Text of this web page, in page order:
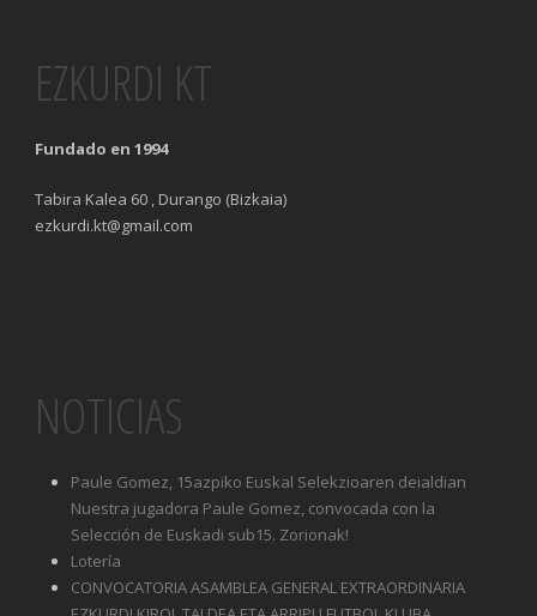
EZKURDI KT
Fundado en 1994
Tabira Kalea 60 , Durango (Bizkaia)
ezkurdi.kt@gmail.com
NOTICIAS
Paule Gomez, 15azpiko Euskal Selekzioaren deialdian
Nuestra jugadora Paule Gomez, convocada con la
Selección de Euskadi sub15. Zorionak!
Lotería
CONVOCATORIA ASAMBLEA GENERAL EXTRAORDINARIA